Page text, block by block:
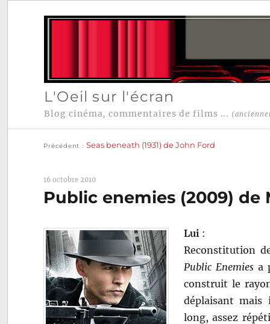
L'Oeil sur l'écran
Blog cinéma, commentaires de films ...
Navigation
l’article
Précédent Seas beneath (1931) de John Ford
16 octobre 2010
Public enemies (2009) de
Lui :
Reconstitution
Public Enemies a
construit le
déplaisant
long, assez